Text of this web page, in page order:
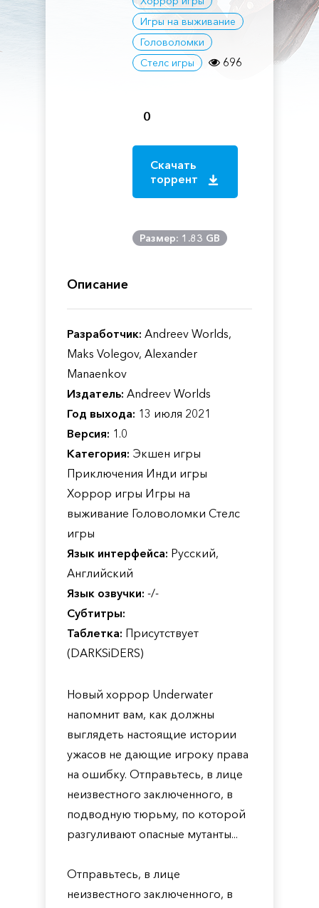
Игры на выживание
Головоломки
Стелс игры
696
0
Скачать
торрент
Размер: 1.83 GB
Описание
Разработчик: Andreev Worlds,
Maks Volegov, Alexander
Manaenkov
Издатель: Andreev Worlds
Год выхода: 13 июля 2021
Версия: 1.0
Категория: Экшен игры
Приключения Инди игры
Хоррор игры Игры на
выживание Головоломки Стелс
игры
Язык интерфейса: Русский,
Английский
Язык озвучки: -/-
Субтитры:
Таблетка: Присутствует
(DARKSiDERS)
Новый хоррор Underwater
напомнит вам, как должны
выглядеть настоящие истории
ужасов не дающие игроку права
на ошибку. Отправьтесь, в лице
неизвестного заключенного, в
подводную тюрьму, по которой
разгуливают опасные мутанты...
Отправьтесь, в лице
неизвестного заключенного, в